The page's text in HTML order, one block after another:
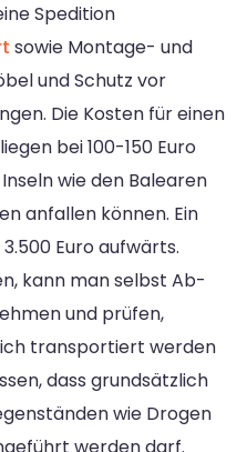
Spedition
sowie Montage- und
und Schutz vor
Die Kosten für einen
bei 100-150 Euro
wie den Balearen
anfallen können. Ein
Euro aufwärts.
kann man selbst Ab-
und prüfen,
transportiert werden
dass grundsätzlich
wie Drogen